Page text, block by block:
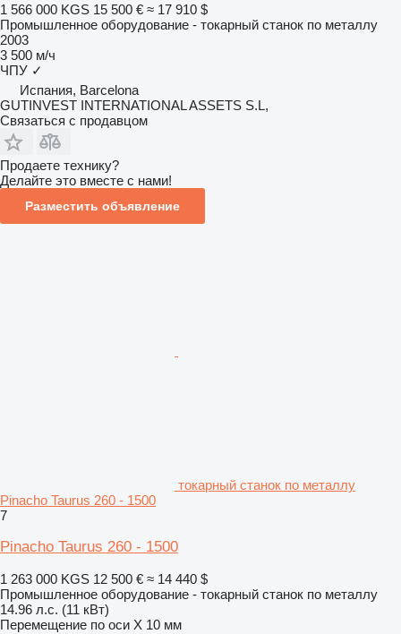
1 566 000 KGS 15 500 € ≈ 17 910 $
Промышленное оборудование - токарный станок по металлу
2003
3 500 м/ч
ЧПУ ✓
Испания, Barcelona
GUTINVEST INTERNATIONAL ASSETS S.L,
Связаться с продавцом
Продаете технику?
Делайте это вместе с нами!
Разместить объявление
токарный станок по металлу
Pinacho Taurus 260 - 1500
7
Pinacho Taurus 260 - 1500
1 263 000 KGS 12 500 € ≈ 14 440 $
Промышленное оборудование - токарный станок по металлу
14.96 л.с. (11 кВт)
Перемещение по оси X 10 мм